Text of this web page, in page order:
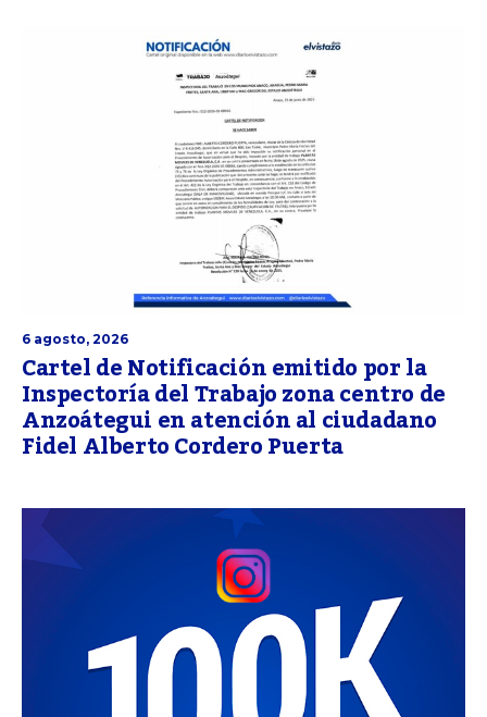
6 agosto, 2026
Cartel de Notificación emitido por la
Inspectoría del Trabajo zona centro de
Anzoátegui en atención al ciudadano
Fidel Alberto Cordero Puerta